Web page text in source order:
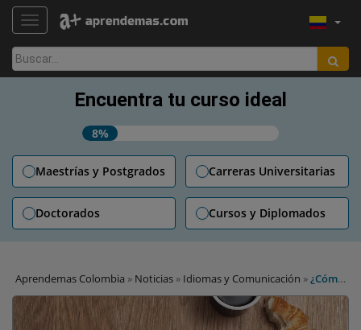
TOGGLE NAVIGATION
Buscar:
Encuentra tu curso ideal
8%
Maestrías y Postgrados Carreras Universitarias
Doctorados Cursos y Diplomados
Aprendemas Colombia » Noticias » Idiomas y Comunicación »¿Cómo
llevar un diario para aprender idiomas? Consejos de profesor